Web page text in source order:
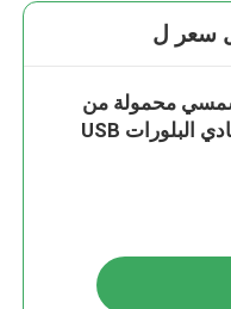
سعر ل
محمولة من
السيليكون أحادي البلورات USB